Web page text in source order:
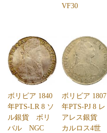
VF30
ボリビア 1840
年PTS-LR 8 ソ
ル銀貨 ボリ
バル NGC
ボリビア 1807
年PTS-PJ 8 レ
アレス銀貨
カルロス4世